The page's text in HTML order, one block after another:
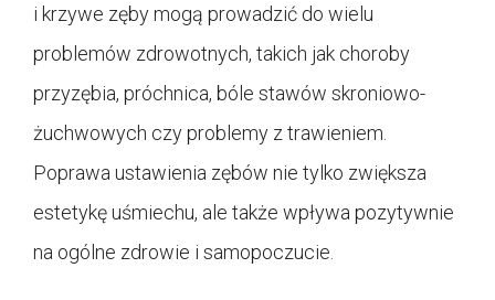
i krzywe zęby mogą prowadzić do wielu
problemów zdrowotnych, takich jak choroby
przyzębia, próchnica, bóle stawów skroniowo-
żuchwowych czy problemy z trawieniem.
Poprawa ustawienia zębów nie tylko zwiększa
estetykę uśmiechu, ale także wpływa pozytywnie
na ogólne zdrowie i samopoczucie.